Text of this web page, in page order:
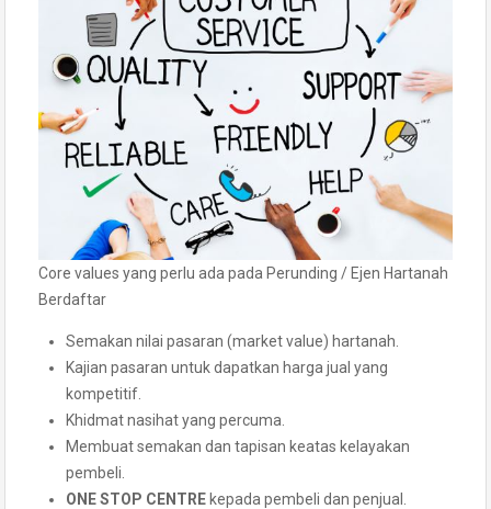
Core values yang perlu ada pada Perunding / Ejen Hartanah
Berdaftar
Semakan nilai pasaran (market value) hartanah.
Kajian pasaran untuk dapatkan harga jual yang
kompetitif.
Khidmat nasihat yang percuma.
Membuat semakan dan tapisan keatas kelayakan
pembeli.
ONE STOP CENTRE kepada pembeli dan penjual.